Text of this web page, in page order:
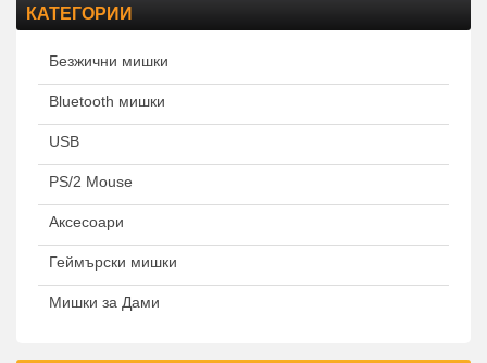
КАТЕГОРИИ
Безжични мишки
Bluetooth мишки
USB
PS/2 Mouse
Аксесоари
Геймърски мишки
Мишки за Дами